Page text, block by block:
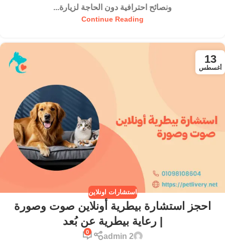
ونصائح احترافية دون الحاجة لزيارة...
Continue Reading
13
أغسطس
استشارات اونلاين
احجز استشارة بيطرية أونلاين صوت وصورة
| رعاية بيطرية عن بُعد
admin 2
0